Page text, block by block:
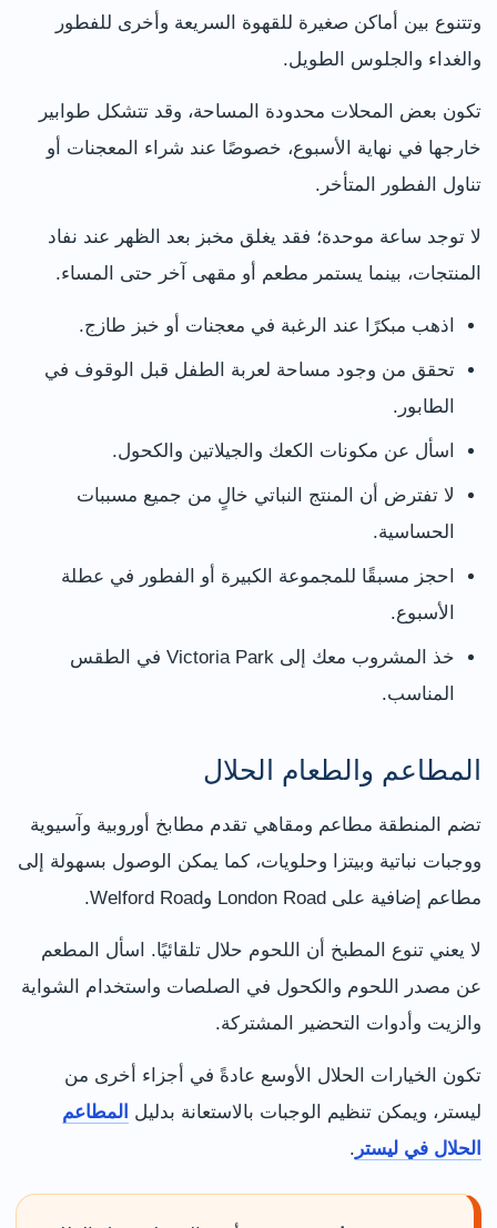
وتتنوع بين أماكن صغيرة للقهوة السريعة وأخرى للفطور
والغداء والجلوس الطويل.
تكون بعض المحلات محدودة المساحة، وقد تتشكل طوابير
خارجها في نهاية الأسبوع، خصوصًا عند شراء المعجنات أو
تناول الفطور المتأخر.
لا توجد ساعة موحدة؛ فقد يغلق مخبز بعد الظهر عند نفاد
المنتجات، بينما يستمر مطعم أو مقهى آخر حتى المساء.
اذهب مبكرًا عند الرغبة في معجنات أو خبز طازج.
تحقق من وجود مساحة لعربة الطفل قبل الوقوف في
الطابور.
اسأل عن مكونات الكعك والجيلاتين والكحول.
لا تفترض أن المنتج النباتي خالٍ من جميع مسببات
الحساسية.
احجز مسبقًا للمجموعة الكبيرة أو الفطور في عطلة
الأسبوع.
خذ المشروب معك إلى Victoria Park في الطقس
المناسب.
المطاعم والطعام الحلال
تضم المنطقة مطاعم ومقاهي تقدم مطابخ أوروبية وآسيوية
ووجبات نباتية وبيتزا وحلويات، كما يمكن الوصول بسهولة إلى
مطاعم إضافية على London Road وWelford Road.
لا يعني تنوع المطبخ أن اللحوم حلال تلقائيًا. اسأل المطعم
عن مصدر اللحوم والكحول في الصلصات واستخدام الشواية
والزيت وأدوات التحضير المشتركة.
تكون الخيارات الحلال الأوسع عادةً في أجزاء أخرى من
ليستر، ويمكن تنظيم الوجبات بالاستعانة بدليل المطاعم
الحلال في ليستر .